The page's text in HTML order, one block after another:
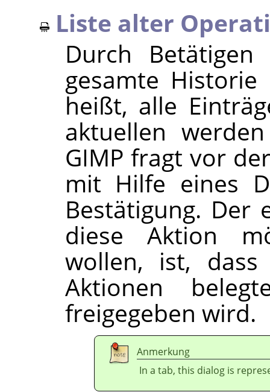
Liste alter
Durch
gesamte
heißt, alle
aktuellen
GIMP fragt vor
mit Hilfe eines
Bestätigung. Der
diese Aktion
wollen, ist,
Aktionen
freigegeben wird.
Anmerkung
In a tab, this dialog is